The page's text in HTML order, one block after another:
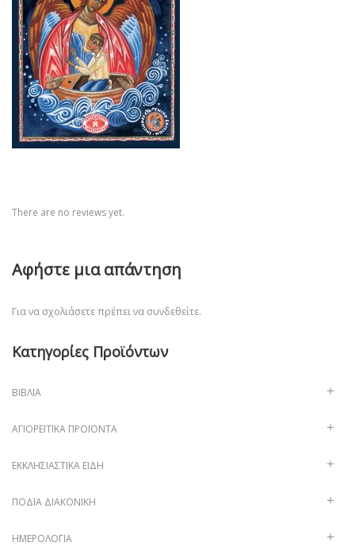
There are no reviews yet.
Αφήστε μια απάντηση
Για να σχολιάσετε πρέπει να συνδεθείτε.
Κατηγορίες Προϊόντων
ΒΙΒΛΊΑ
ΑΓΙΟΡΕΊΤΙΚΑ ΠΡΟΪΌΝΤΑ
ΕΚΚΛΗΣΙΑΣΤΙΚΆ ΕΊΔΗ
ΠΟΔΙΆ ΔΙΑΚΟΝΙΚΉ
ΗΜΕΡΟΛΌΓΙΑ